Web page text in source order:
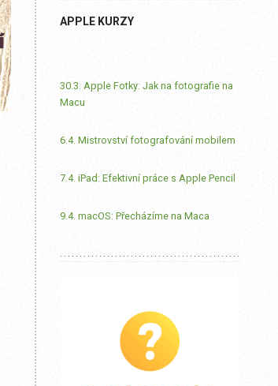
APPLE KURZY
30.3. Apple Fotky: Jak na fotografie na
Macu
6.4. Mistrovství fotografování mobilem
7.4. iPad: Efektivní práce s Apple Pencil
9.4. macOS: Přecházíme na Maca